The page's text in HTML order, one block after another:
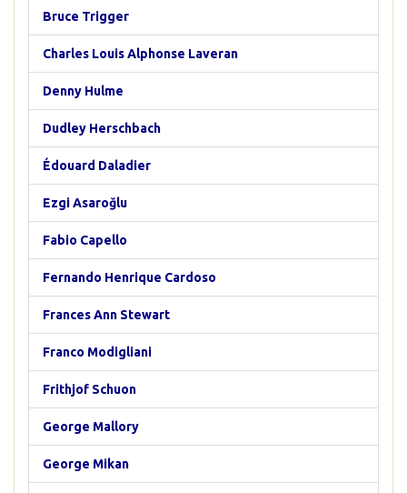
Bruce Trigger
Charles Louis Alphonse Laveran
Denny Hulme
Dudley Herschbach
Édouard Daladier
Ezgi Asaroğlu
Fabio Capello
Fernando Henrique Cardoso
Frances Ann Stewart
Franco Modigliani
Frithjof Schuon
George Mallory
George Mikan